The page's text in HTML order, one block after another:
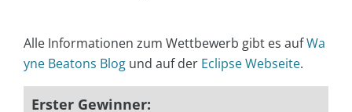
Alle Informationen zum Wettbewerb gibt es aufWa
yne Beatons Blog und auf der Eclipse Webseite.
Erster Gewinner: